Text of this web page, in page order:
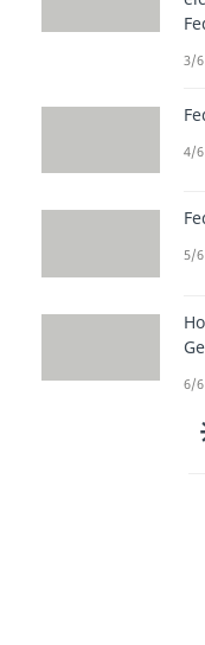
g
3/
4/
5/
6/